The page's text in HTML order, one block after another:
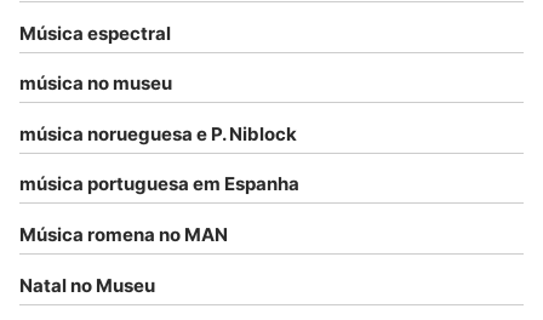
Música espectral
música no museu
música norueguesa e P. Niblock
música portuguesa em Espanha
Música romena no MAN
Natal no Museu